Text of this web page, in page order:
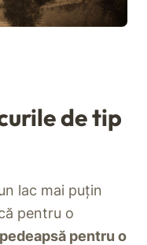
de tip
lac mai puțin
pentru o
pentru o